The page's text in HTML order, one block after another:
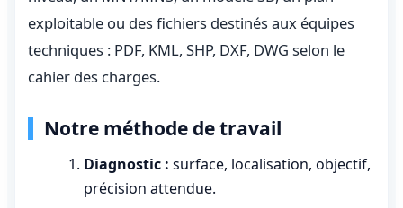
exploitable ou des fichiers destinés aux équipes
techniques : PDF, KML, SHP, DXF, DWG selon le
cahier des charges.
Notre méthode de travail
Diagnostic : surface, localisation, objectif,
précision attendue.